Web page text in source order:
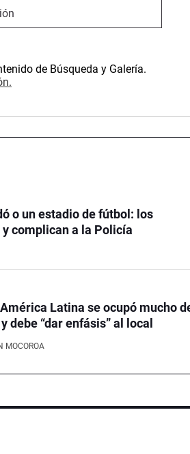
de Búsqueda y Galería.
o un estadio de fútbol: los
complican a la Policía
Latina se ocupó mucho
debe “dar enfásis” al local
MOCOROA